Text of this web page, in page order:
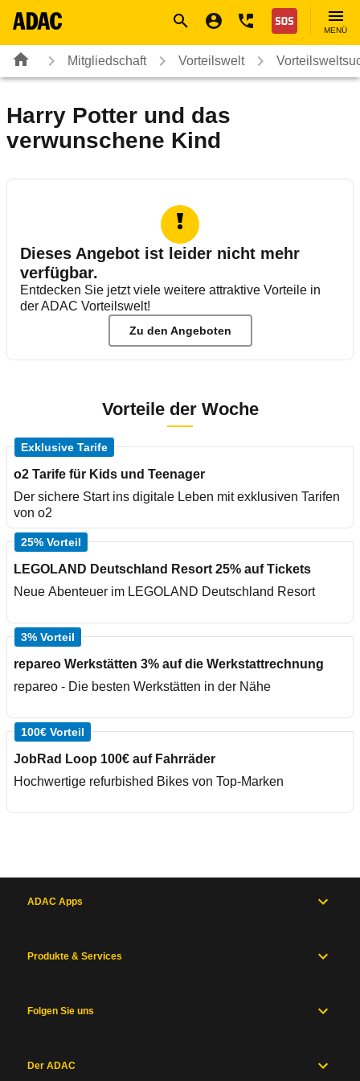
Nothilfe
MENÜ
Mitgliedschaft Vorteilswelt
Harry Potter und das
verwunschene Kind
Dieses Angebot ist leider nicht mehr
verfügbar.
Entdecken Sie jetzt viele weitere attraktive Vorteile in
der ADAC Vorteilswelt!
Zu den Angeboten
Vorteile der Woche
Exklusive Tarife
o2 Tarife für Kids und Teenager
Der sichere Start ins digitale Leben mit exklusiven Tarifen
von o2
25% Vorteil
LEGOLAND Deutschland Resort 25% auf Tickets
Neue Abenteuer im LEGOLAND Deutschland Resort
3% Vorteil
repareo Werkstätten 3% auf die Werkstattrechnung
repareo - Die besten Werkstätten in der Nähe
100€ Vorteil
JobRad Loop 100€ auf Fahrräder
Hochwertige refurbished Bikes von Top-Marken
ADAC Apps
Produkte & Services
Folgen Sie uns
Der ADAC